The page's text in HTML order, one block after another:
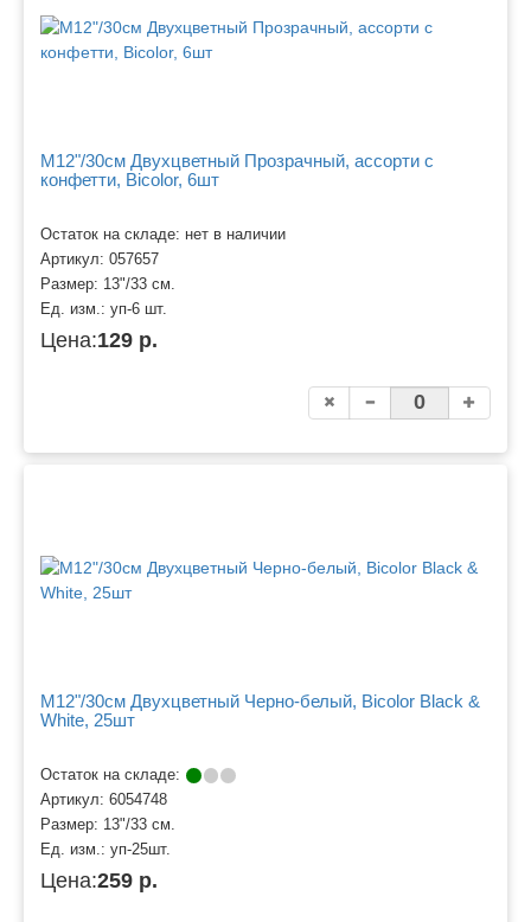
M12"/30см Двухцветный Прозрачный, ассорти c
конфетти, Bicolor, 6шт
Остаток на складе: нет в наличии
Артикул: 057657
Размер: 13"/33 см.
Ед. изм.: уп-6 шт.
Цена:129 р.
M12"/30см Двухцветный Черно-белый, Bicolor Black &
White, 25шт
Остаток на складе:
Артикул: 6054748
Размер: 13"/33 см.
Ед. изм.: уп-25шт.
Цена:259 р.